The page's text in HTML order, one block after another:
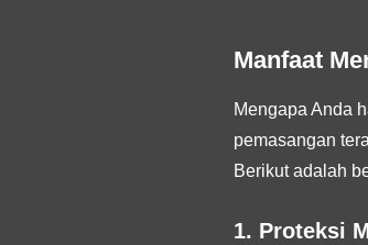
Manfaat
Mengapa Anda
pemasangan
Berikut adalah
1. Proteksi